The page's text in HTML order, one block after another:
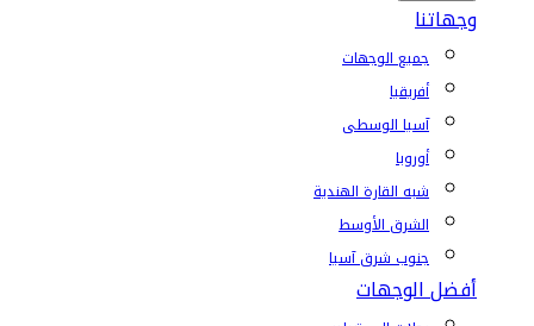
وجهاتنا
جميع الوجهات
أفريقيا
آسيا الوسطى
أوروبا
شبه القارة الهندية
الشرق الأوسط
جنوب شرق آسيا
أفضل الوجهات